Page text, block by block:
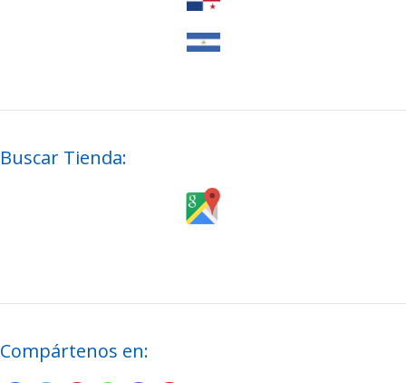
Buscar Tienda:
Compártenos en: